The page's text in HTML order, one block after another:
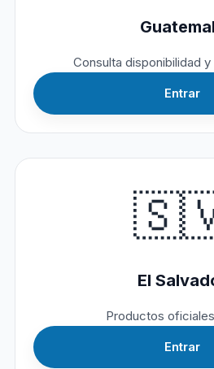
Consulta disponibilidad
Entrar
El
Productos
Entrar